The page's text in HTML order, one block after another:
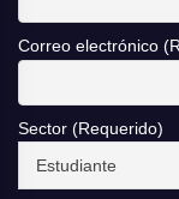
Correo electrónico
Sector (Requerido)